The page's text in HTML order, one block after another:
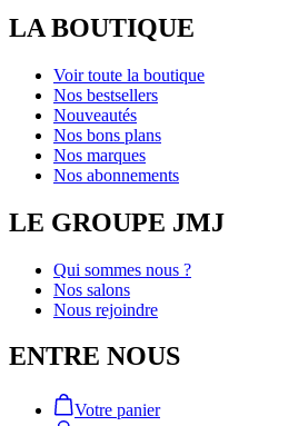
LA BOUTIQUE
Voir toute la boutique
Nos bestsellers
Nouveautés
Nos bons plans
Nos marques
Nos abonnements
LE GROUPE JMJ
Qui sommes nous ?
Nos salons
Nous rejoindre
ENTRE NOUS
Votre panier